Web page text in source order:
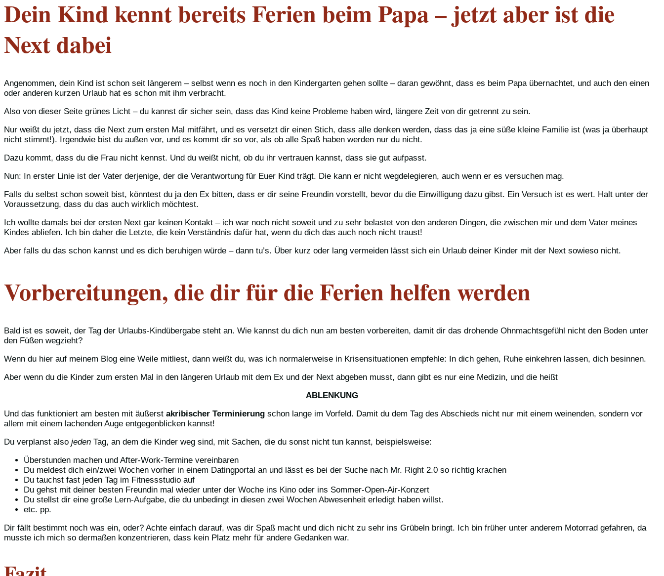
Dein Kind kennt bereits Ferien beim Papa – jetzt aber ist die
Next dabei
Angenommen, dein Kind ist schon seit längerem – selbst wenn es noch in den Kindergarten gehen sollte – daran gewöhnt, dass es beim Papa übernachtet, und auch den einen
oder anderen kurzen Urlaub hat es schon mit ihm verbracht.
Also von dieser Seite grünes Licht – du kannst dir sicher sein, dass das Kind keine Probleme haben wird, längere Zeit von dir getrennt zu sein.
Nur weißt du jetzt, dass die Next zum ersten Mal mitfährt, und es versetzt dir einen Stich, dass alle denken werden, dass das ja eine süße kleine Familie ist (was ja überhaupt
nicht stimmt!). Irgendwie bist du außen vor, und es kommt dir so vor, als ob alle Spaß haben werden nur du nicht.
Dazu kommt, dass du die Frau nicht kennst. Und du weißt nicht, ob du ihr vertrauen kannst, dass sie gut aufpasst.
Nun: In erster Linie ist der Vater derjenige, der die Verantwortung für Euer Kind trägt. Die kann er nicht wegdelegieren, auch wenn er es versuchen mag.
Falls du selbst schon soweit bist, könntest du ja den Ex bitten, dass er dir seine Freundin vorstellt, bevor du die Einwilligung dazu gibst. Ein Versuch ist es wert. Halt unter der
Voraussetzung, dass du das auch wirklich möchtest.
Ich wollte damals bei der ersten Next gar keinen Kontakt – ich war noch nicht soweit und zu sehr belastet von den anderen Dingen, die zwischen mir und dem Vater meines
Kindes abliefen. Ich bin daher die Letzte, die kein Verständnis dafür hat, wenn du dich das auch noch nicht traust!
Aber falls du das schon kannst und es dich beruhigen würde – dann tu’s. Über kurz oder lang vermeiden lässt sich ein Urlaub deiner Kinder mit der Next sowieso nicht.
Vorbereitungen, die dir für die Ferien helfen werden
Bald ist es soweit, der Tag der Urlaubs-Kindübergabe steht an. Wie kannst du dich nun am besten vorbereiten, damit dir das drohende Ohnmachtsgefühl nicht den Boden unter
den Füßen wegzieht?
Wenn du hier auf meinem Blog eine Weile mitliest, dann weißt du, was ich normalerweise in Krisensituationen empfehle: In dich gehen, Ruhe einkehren lassen, dich besinnen.
Aber wenn du die Kinder zum ersten Mal in den längeren Urlaub mit dem Ex und der Next abgeben musst, dann gibt es nur eine Medizin, und die heißt
ABLENKUNG
Und das funktioniert am besten mit äußerst akribischer Terminierung schon lange im Vorfeld. Damit du dem Tag des Abschieds nicht nur mit einem weinenden, sondern vor
allem mit einem lachenden Auge entgegenblicken kannst!
Du verplanst also jeden Tag, an dem die Kinder weg sind, mit Sachen, die du sonst nicht tun kannst, beispielsweise:
Überstunden machen und After-Work-Termine vereinbaren
Du meldest dich ein/zwei Wochen vorher in einem Datingportal an und lässt es bei der Suche nach Mr. Right 2.0 so richtig krachen
Du tauchst fast jeden Tag im Fitnessstudio auf
Du gehst mit deiner besten Freundin mal wieder unter der Woche ins Kino oder ins Sommer-Open-Air-Konzert
Du stellst dir eine große Lern-Aufgabe, die du unbedingt in diesen zwei Wochen Abwesenheit erledigt haben willst.
etc. pp.
Dir fällt bestimmt noch was ein, oder? Achte einfach darauf, was dir Spaß macht und dich nicht zu sehr ins Grübeln bringt. Ich bin früher unter anderem Motorrad gefahren, da
musste ich mich so dermaßen konzentrieren, dass kein Platz mehr für andere Gedanken war.